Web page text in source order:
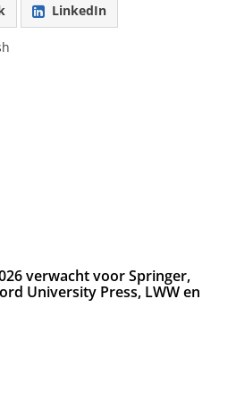
LinkedIn
verwacht voor Springer,
University Press, LWW en